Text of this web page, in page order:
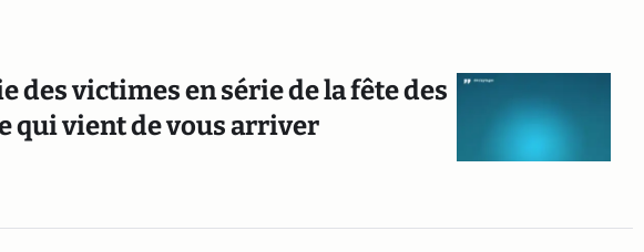
des victimes en série de la fête des
qui vient de vous arriver